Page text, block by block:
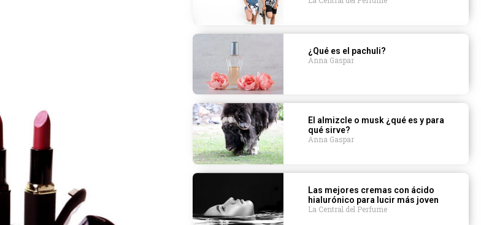
¿Qué es el pachuli?
Anna Gaspar
El almizcle o musk ¿qué es y para
qué sirve?
Anna Gaspar
Las mejores cremas con ácido
hialurónico para lucir más joven
La Central del Perfume